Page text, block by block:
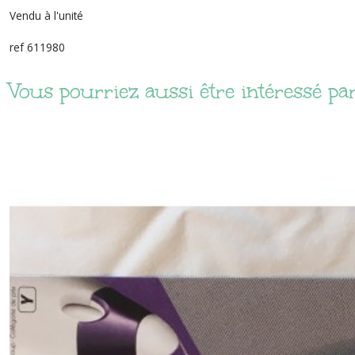
Vendu à l'unité
ref 611980
Vous pourriez aussi être intéressé